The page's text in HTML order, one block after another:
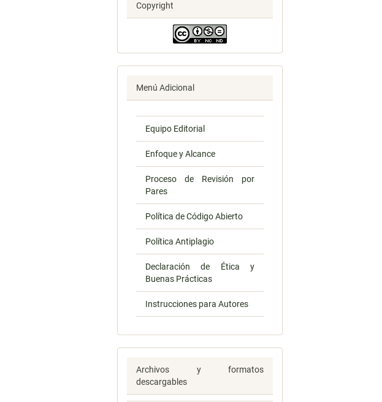
Copyright
Menú Adicional
Equipo Editorial
Enfoque y Alcance
Proceso de Revisión por
Pares
Política de Código Abierto
Política Antiplagio
Declaración de Ética y
Buenas Prácticas
Instrucciones para Autores
Archivos y formatos
descargables